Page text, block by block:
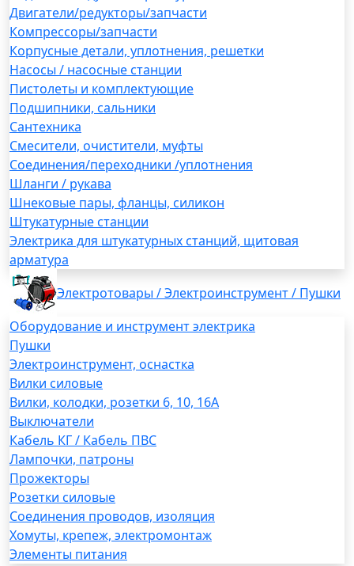
Двигатели/редукторы/запчасти
Компрессоры/запчасти
Корпусные детали, уплотнения, решетки
Насосы / насосные станции
Пистолеты и комплектующие
Подшипники, сальники
Сантехника
Смесители, очистители, муфты
Соединения/переходники /уплотнения
Шланги / рукава
Шнековые пары, фланцы, силикон
Штукатурные станции
Электрика для штукатурных станций, щитовая
арматура
Электротовары / Электроинструмент / Пушки
Оборудование и инструмент электрика
Пушки
Электроинструмент, оснастка
Вилки силовые
Вилки, колодки, розетки 6, 10, 16А
Выключатели
Кабель КГ / Кабель ПВС
Лампочки, патроны
Прожекторы
Розетки силовые
Соединения проводов, изоляция
Хомуты, крепеж, электромонтаж
Элементы питания